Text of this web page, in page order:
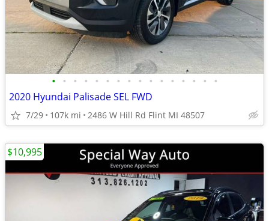
• • • • • • • • • • • • • • • •
2020 Hyundai Palisade SEL FWD
7/29 107k mi 2486 W Hill Rd Flint MI 48507
$10,995